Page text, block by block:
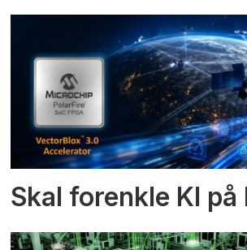
Skal forenkle KI på